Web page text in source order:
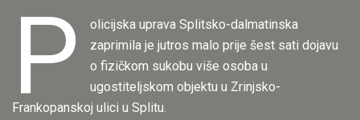
P
olicijska uprava Splitsko-dalmatinska
zaprimila je jutros malo prije šest sati dojavu
o fizičkom sukobu više osoba u
ugostiteljskom objektu u Zrinjsko-
Frankopanskoj ulici u Splitu.